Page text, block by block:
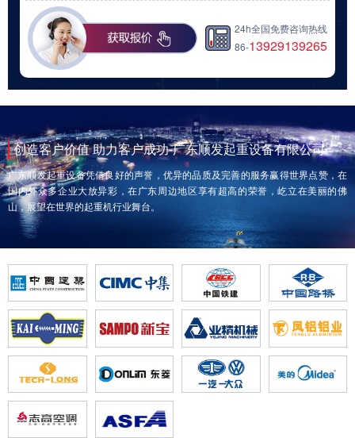
24h全国免费咨询热线
86-13929139265
创造客户价值 助力客户成功-广东顺发起重设备有限公司
广东顺发起重设备凭借良好的声誉，优异的品质及完善的服务赢得世界点赞，在
国内外众多企业大放异彩，在广东周边地区享有超高的荣誉，屹立在美丽的佛
山，展望在世界的起重机行业舞台。